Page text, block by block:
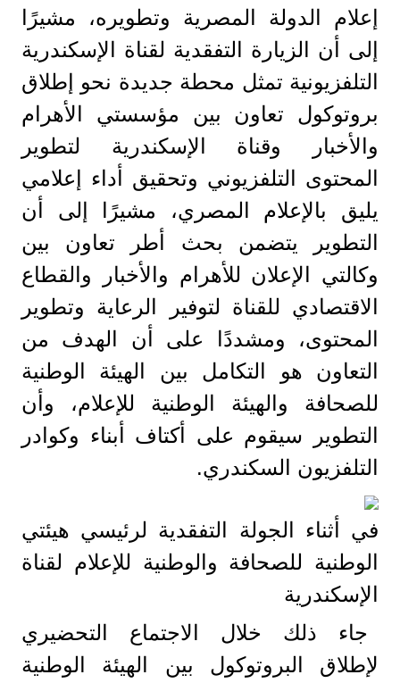
إعلام الدولة المصرية وتطويره، مشيرًا
إلى أن الزيارة التفقدية لقناة الإسكندرية
التلفزيونية تمثل محطة جديدة نحو إطلاق
بروتوكول تعاون بين مؤسستي الأهرام
والأخبار وقناة الإسكندرية لتطوير
المحتوى التلفزيوني وتحقيق أداء إعلامي
يليق بالإعلام المصري، مشيرًا إلى أن
التطوير يتضمن بحث أطر تعاون بين
وكالتي الإعلان للأهرام والأخبار والقطاع
الاقتصادي للقناة لتوفير الرعاية وتطوير
المحتوى، ومشددًا على أن الهدف من
التعاون هو التكامل بين الهيئة الوطنية
للصحافة والهيئة الوطنية للإعلام، وأن
التطوير سيقوم على أكتاف أبناء وكوادر
التلفزيون السكندري.
في أثناء الجولة التفقدية لرئيسي هيئتي
الوطنية للصحافة والوطنية للإعلام لقناة
الإسكندرية
جاء ذلك خلال الاجتماع التحضيري
لإطلاق البروتوكول بين الهيئة الوطنية